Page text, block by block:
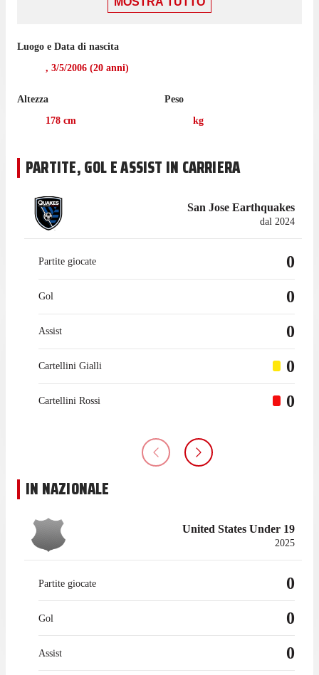
La gara casalinga contro St. Louis City, il 15 agosto, sarà la
Mendoza non ha giocato nemmeno una partita di MLS
Earthquakes nel febbraio 2024, mentre prima giocava con San
Jose Earthquakes II, con cui ha collezionato 83 presenze in
Luogo e Data di nascita
, 3/5/2006 (20 anni)
Altezza
178 cm
Peso
kg
PARTITE, GOL E ASSIST IN CARRIERA
San Jose Earthquakes
dal 2024
Partite giocate 0
Gol 0
Assist 0
Cartellini Gialli 0
Cartellini Rossi 0
IN NAZIONALE
United States Under 19
2025
Partite giocate 0
Gol 0
Assist 0